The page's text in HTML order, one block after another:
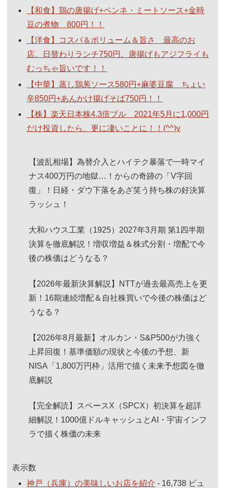
【和食】鶏の唐揚げ+ペンネ・ミートソース+金時
豆の煮物 800円！！
【洋食】コスパ＆ボリューム＆旨さ 最高のお
店。日替わりランチ750円。唐揚げもアジフライも
むっちゃ旨いです！！
【中華】蒸し鶏葱ソース580円+麻婆豆腐 ちょい
辛850円+あんかけ揚げそば750円！！
【株】楽天日本株4.3倍ブル 2021年5月に1,000円
だけ投資したら、更に凄いことに！！(^^)v
【波乱相場】為替介入とハイテク暴落で一時マイ
ナス400万円の地獄…！からの奇跡の「V字回
復」！日経・ダウ下落をあざ笑う持ち株の好決算
ラッシュ！
大和ハウス工業（1925）2027年3月期 第1四半期
決算を徹底解説！増収増益＆株式分割・増配で今
後の株価はどうなる？
【2026年最新決算解説】NTTが過去最高売上を更
新！16期連続増配＆自社株買いで今後の株価はど
うなる？
【2026年8月最新】オルカン・S&P500が力強く
上昇回復！基準価額の現状と今後の予想、新
NISA「1,800万円枠」活用で描く未来予想図を徹
底解説
【完全解読】スペースX（SPCX）初決算を超詳
細解説！1000億ドルキャッシュとAI・宇宙インフ
ラで描く株価の未来
表示数
神戸（兵庫）の美味しいお店を紹介 - 16,738 ビュ